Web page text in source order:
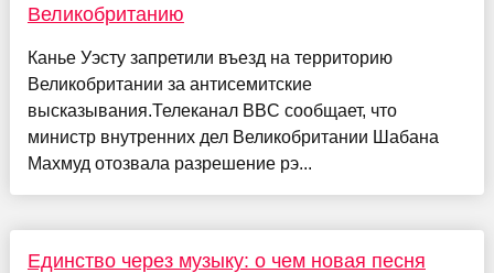
Великобританию
Канье Уэсту запретили въезд на территорию
Великобритании за антисемитские
высказывания.Телеканал BBC сообщает, что
министр внутренних дел Великобритании Шабана
Махмуд отозвала разрешение рэ...
Единство через музыку: о чем новая песня